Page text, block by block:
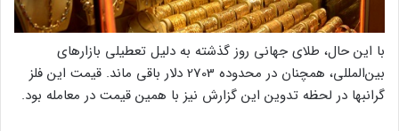
با این حال، طلای جهانی روز گذشته به دلیل تعطیلی بازارهای
بین‌المللی، همچنان در محدوده 2703 دلار باقی ماند. قیمت این فلز
گرانبها در لحظه تدوین این گزارش نیز با همین قیمت در معامله بود.